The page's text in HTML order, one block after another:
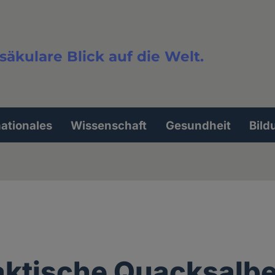
Blick auf die Welt.
Wissenschaft Gesundheit